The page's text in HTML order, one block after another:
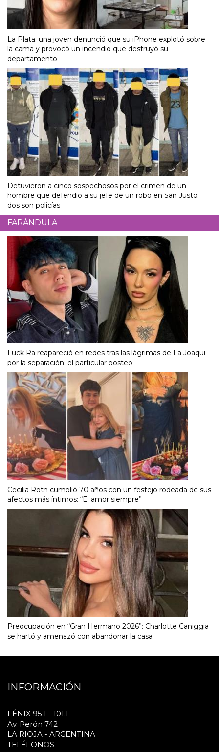
La Plata: una joven denunció que su iPhone explotó sobre
la cama y provocó un incendio que destruyó su
departamento
Detuvieron a cinco sospechosos por el crimen de un
hombre que defendió a su jefe de un robo en San Justo:
dos son policías
FARÁNDULA
Luck Ra reapareció en redes tras las lágrimas de La Joaqui
por la separación: el particular posteo
Cecilia Roth cumplió 70 años con un festejo rodeada de sus
afectos más íntimos: “El amor siempre”
Preocupación en “Gran Hermano 2026”: Charlotte Caniggia
se hartó y amenazó con abandonar la casa
INFORMACIÓN
FÉNIX 95.1 - 101.1
Av. Perón 742
LA RIOJA - ARGENTINA
TELÉFONOS